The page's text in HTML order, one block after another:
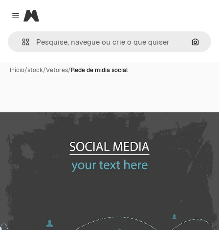
Close menu
Magnific
Início/stock/Vetores/Rede de mídia social